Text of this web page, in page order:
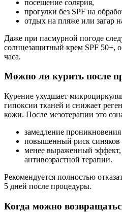
посещение солярия,
прогулки без SPF на
отдых на пляже или загар
Даже при пасмурной погоде
солнцезащитный крем SPF 50+,
часа.
Можно ли курить после
Курение ухудшает
гипоксии тканей и снижает
кожи. После мезотерапии это
замедление
повышенный риск синяков
менее выраженный
антивозрастной терапии.
Рекомендуется полностью
5 дней после процедуры.
Когда можно